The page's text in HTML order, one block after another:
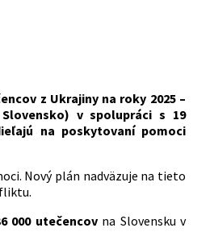
z Ukrajiny na roky 2025 –
v spolupráci s 19
na poskytovaní pomoci
Nový plán nadväzuje na tieto
000 utečencovna Slovensku v